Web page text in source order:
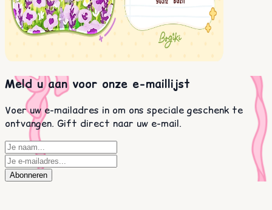
Meld u aan voor onze e-maillijst
Voer uw e-mailadres in om ons speciale geschenk te
ontvangen. Gift direct naar uw e-mail.
Abonneren